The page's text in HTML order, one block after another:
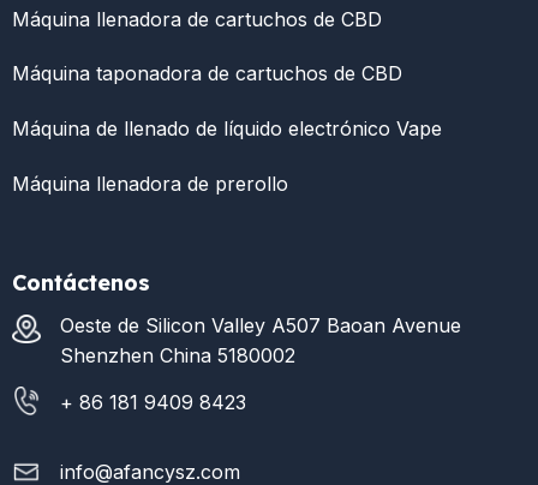
Máquina llenadora de cartuchos de CBD
Máquina taponadora de cartuchos de CBD
Máquina de llenado de líquido electrónico Vape
Máquina llenadora de prerollo
Contáctenos
Oeste de Silicon Valley A507 Baoan Avenue
Shenzhen China 5180002
+ 86 181 9409 8423
info@afancysz.com